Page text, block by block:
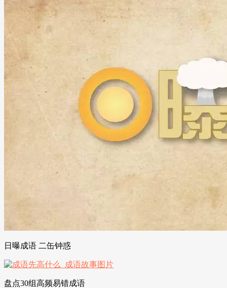
日曝成语 二缶钟惑
盘点30组高频易错成语